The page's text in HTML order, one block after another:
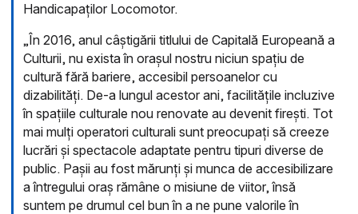
Handicapaților Locomotor.
„În 2016, anul câștigării titlului de Capitală Europeană a
Culturii, nu exista în orașul nostru niciun spațiu de
cultură fără bariere, accesibil persoanelor cu
dizabilități. De-a lungul acestor ani, facilitățile incluzive
în spațiile culturale nou renovate au devenit firești. Tot
mai mulți operatori culturali sunt preocupați să creeze
lucrări și spectacole adaptate pentru tipuri diverse de
public. Pașii au fost mărunți și munca de accesibilizare
a întregului oraș rămâne o misiune de viitor, însă
suntem pe drumul cel bun în a ne pune valorile în